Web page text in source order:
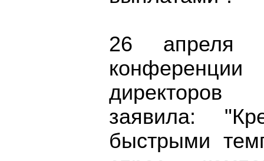
26 апреля
конференции
заявила:
быстрыми